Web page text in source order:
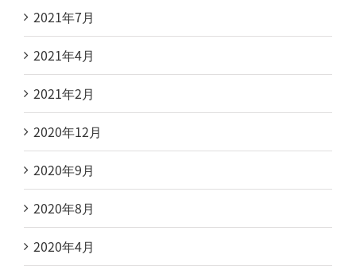
2021年7月
2021年4月
2021年2月
2020年12月
2020年9月
2020年8月
2020年4月